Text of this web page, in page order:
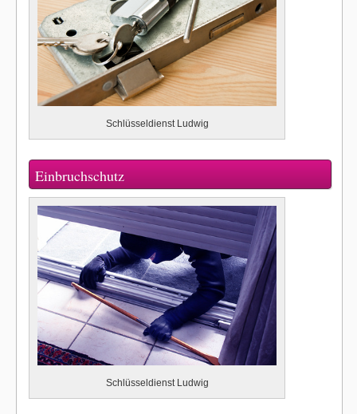
Schlüsseldienst Ludwig
Einbruchschutz
Schlüsseldienst Ludwig